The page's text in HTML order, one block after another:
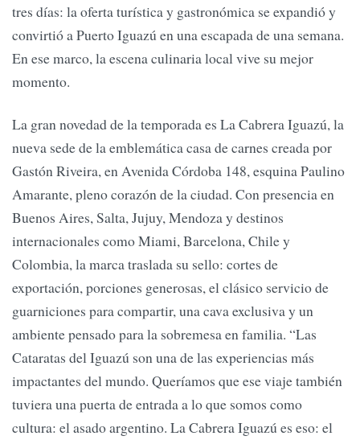
tres días: la oferta turística y gastronómica se expandió y
convirtió a Puerto Iguazú en una escapada de una semana.
En ese marco, la escena culinaria local vive su mejor
momento.
La gran novedad de la temporada es La Cabrera Iguazú, la
nueva sede de la emblemática casa de carnes creada por
Gastón Riveira, en Avenida Córdoba 148, esquina Paulino
Amarante, pleno corazón de la ciudad. Con presencia en
Buenos Aires, Salta, Jujuy, Mendoza y destinos
internacionales como Miami, Barcelona, Chile y
Colombia, la marca traslada su sello: cortes de
exportación, porciones generosas, el clásico servicio de
guarniciones para compartir, una cava exclusiva y un
ambiente pensado para la sobremesa en familia. “Las
Cataratas del Iguazú son una de las experiencias más
impactantes del mundo. Queríamos que ese viaje también
tuviera una puerta de entrada a lo que somos como
cultura: el asado argentino. La Cabrera Iguazú es eso: el